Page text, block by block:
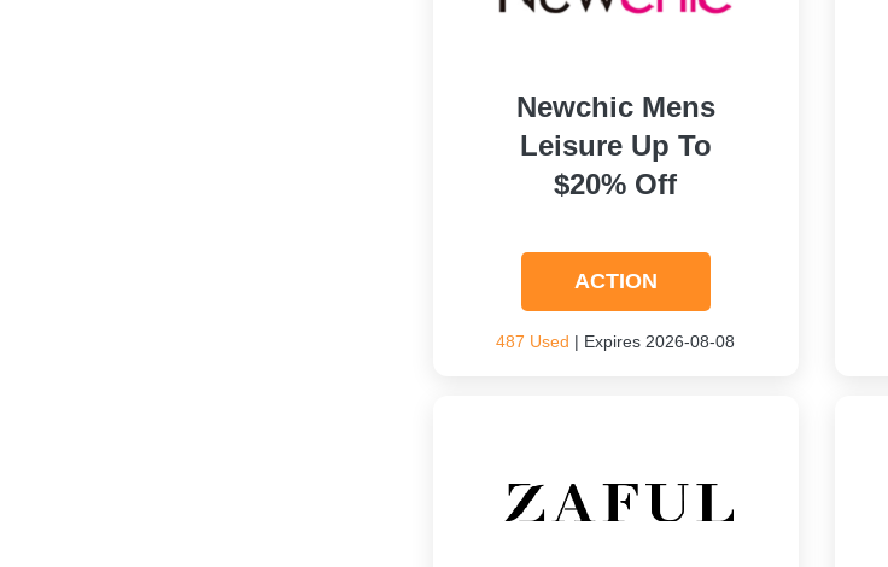
Newchic Mens
Leisure Up To
$20% Off
ACTION
487 Used | Expires 2026-08-08